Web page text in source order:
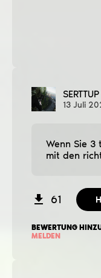
SERTTUP
13 Juli
Wenn Sie 3
mit den
61
BEWERTUNG
MELDEN